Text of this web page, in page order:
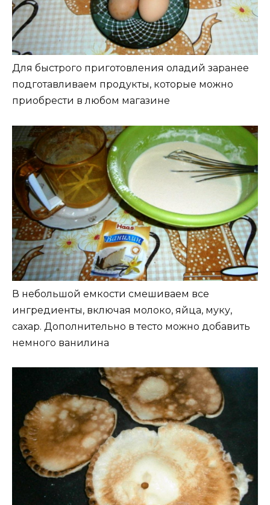
Для быстрого приготовления оладий заранее
подготавливаем продукты, которые можно
приобрести в любом магазине
В небольшой емкости смешиваем все
ингредиенты, включая молоко, яйца, муку,
сахар. Дополнительно в тесто можно добавить
немного ванилина